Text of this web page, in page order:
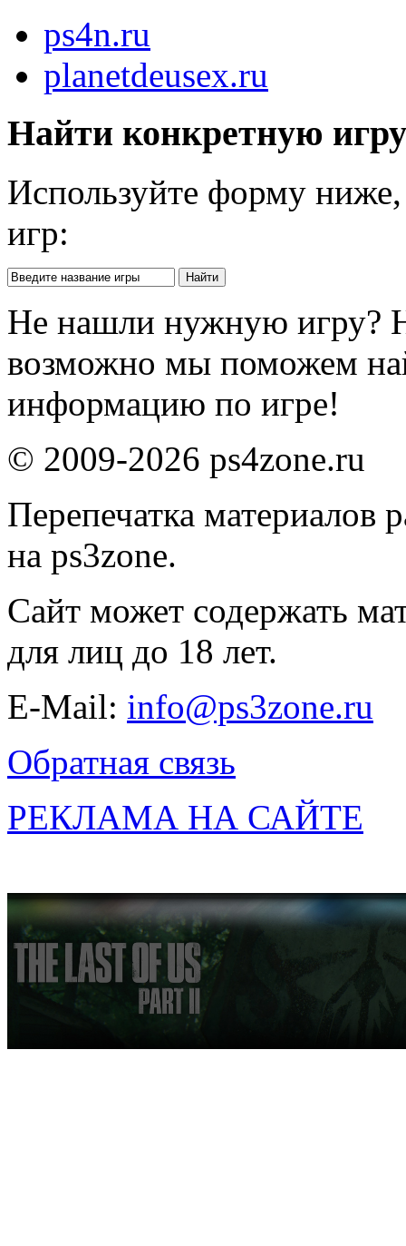
ps4n.ru
planetdeusex.ru
Найти конкретную
Используйте форму
игр:
Не нашли нужную игру?
возможно мы поможем
информацию по игре!
© 2009-2026 ps4zone.ru
Перепечатка материалов
на ps3zone.
Сайт может содержать
для лиц до 18 лет.
E-Mail: info@ps3zone.ru
Обратная связь
РЕКЛАМА НА САЙТЕ